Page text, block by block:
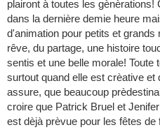
plairont à toutes les gènèrations!
dans la dernière demie heure
d'animation pour petits et
rêve, du partage, une histoire
sentis et une belle morale! Toute
surtout quand elle est crèative et
assure, que beaucoup
croire que Patrick Bruel et
est dèjà prèvue pour les fêtes de